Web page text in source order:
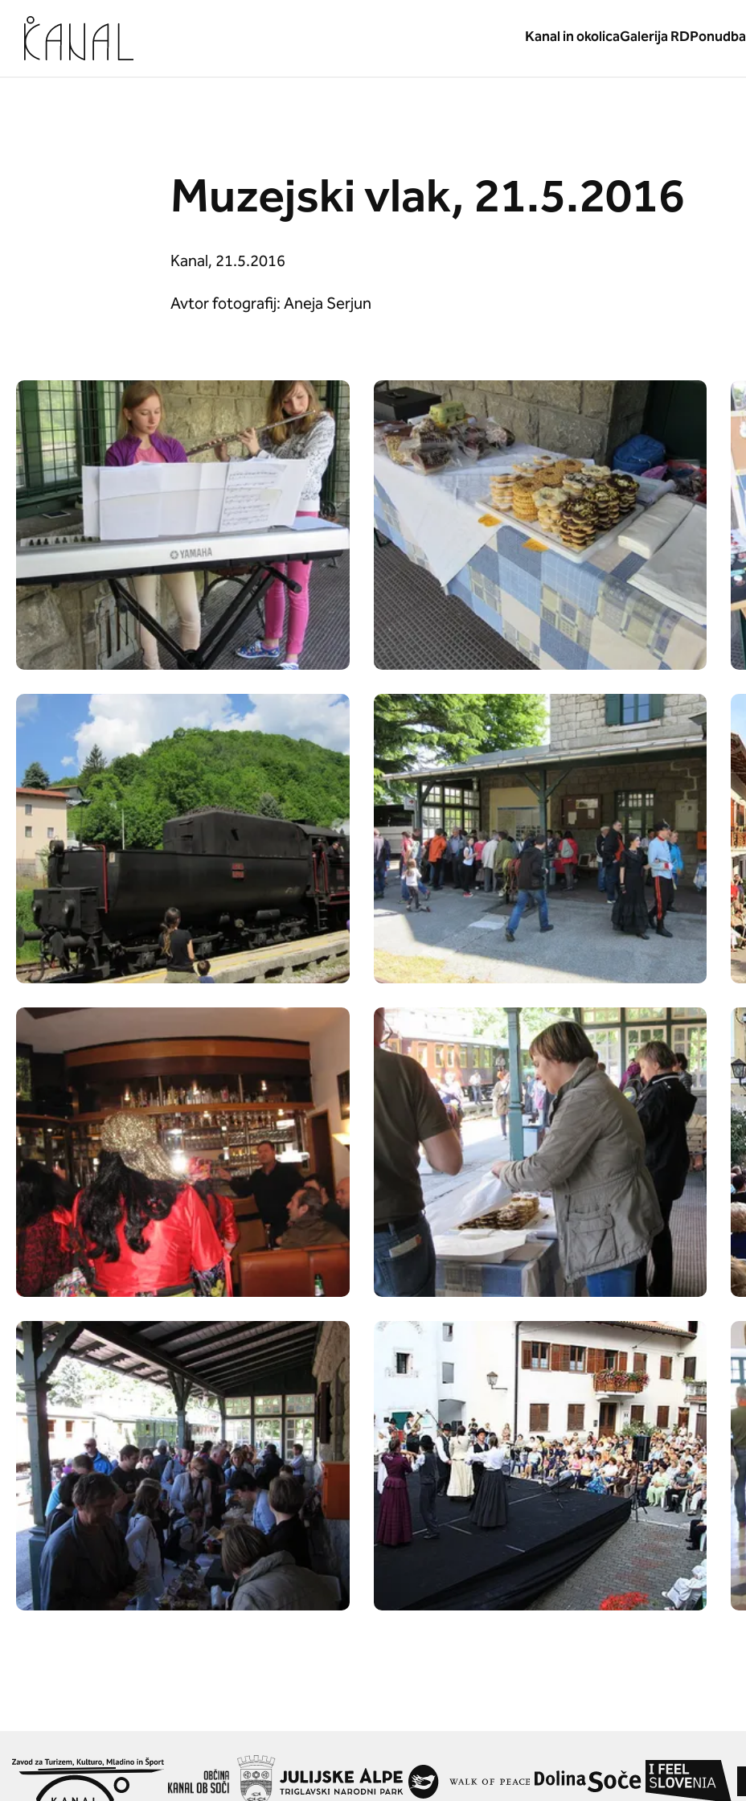
Kanal in okolicaGalerija RDPonudba
Muzejski vlak, 21.5.2016
Kanal, 21.5.2016
Avtor fotografij: Aneja Serjun